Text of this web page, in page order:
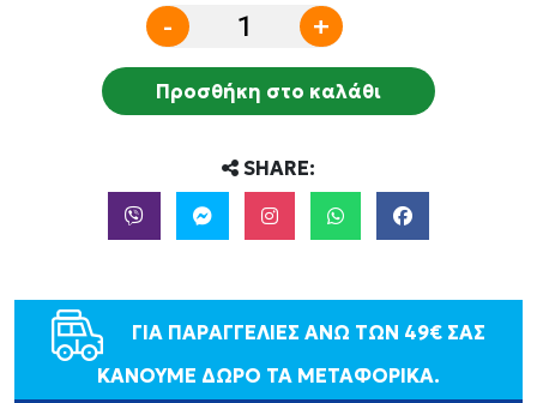
- +
Προσθήκη στο καλάθι
SHARE:
ΓΙΑ ΠΑΡΑΓΓΕΛΙΕΣ ΑΝΩ ΤΩΝ 49€ ΣΑΣ
ΚΑΝΟΥΜΕ ΔΩΡΟ ΤΑ ΜΕΤΑΦΟΡΙΚΑ.